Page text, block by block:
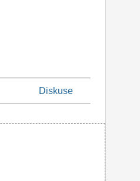
Diskuse